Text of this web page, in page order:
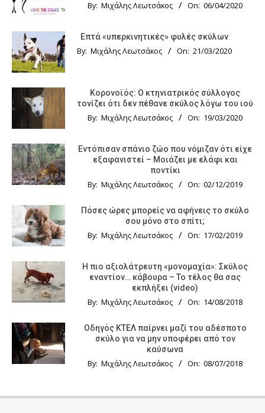
By: Μιχάλης Λεωτσάκος On: 06/04/2020
Επτά «υπερκινητικές» φυλές σκύλων
By: Μιχάλης Λεωτσάκος On: 21/03/2020
Κορονοϊός: Ο κτηνιατρικός σύλλογος
τονίζει ότι δεν πέθανε σκύλος λόγω του ιού
By: Μιχάλης Λεωτσάκος On: 19/03/2020
Εντόπισαν σπάνιο ζώο που νόμιζαν ότι είχε
εξαφανιστεί – Μοιάζει με ελάφι και
ποντίκι
By: Μιχάλης Λεωτσάκος On: 02/12/2019
Πόσες ώρες μπορείς να αφήνεις το σκύλο
σου μόνο στο σπίτι;
By: Μιχάλης Λεωτσάκος On: 17/02/2019
Η πιο αξιολάτρευτη «μονομαχία»: Σκύλος
εναντίον… κάβουρα – Το τέλος θα σας
εκπλήξει (video)
By: Μιχάλης Λεωτσάκος On: 14/08/2018
Οδηγός KTΕΛ παίρνει μαζί του αδέσποτο
σκύλο για να μην υποφέρει από τον
καύσωνα
By: Μιχάλης Λεωτσάκος On: 08/07/2018